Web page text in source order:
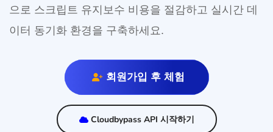
으로 스크립트 유지보수 비용을 절감하고 실시간 데
이터 동기화 환경을 구축하세요.
회원가입 후 체험
Cloudbypass API 시작하기